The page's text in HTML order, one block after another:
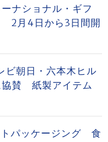
ナショナル・ギフ
2月4日から3日間開
朝日・六本木ヒル
協賛 紙製アイテム
パッケージング 食